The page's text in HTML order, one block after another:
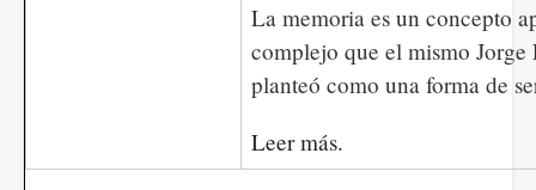
La memoria es un concepto
complejo que el mismo Jorge
planteó como una forma de
Leer más.